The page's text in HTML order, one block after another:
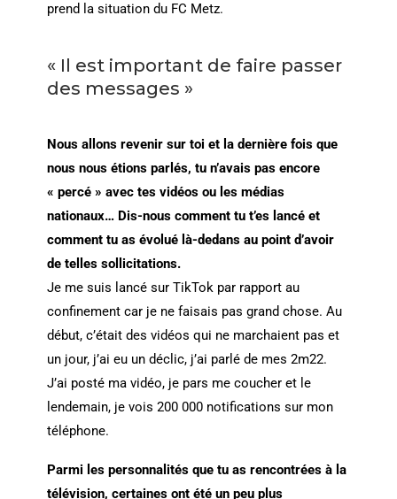
prend la situation du FC Metz.
« Il est important de faire passer
des messages »
Nous allons revenir sur toi et la dernière fois que
nous nous étions parlés, tu n’avais pas encore
« percé » avec tes vidéos ou les médias
nationaux… Dis-nous comment tu t’es lancé et
comment tu as évolué là-dedans au point d’avoir
de telles sollicitations.
Je me suis lancé sur TikTok par rapport au
confinement car je ne faisais pas grand chose. Au
début, c’était des vidéos qui ne marchaient pas et
un jour, j’ai eu un déclic, j’ai parlé de mes 2m22.
J’ai posté ma vidéo, je pars me coucher et le
lendemain, je vois 200 000 notifications sur mon
téléphone.
Parmi les personnalités que tu as rencontrées à la
télévision, certaines ont été un peu plus